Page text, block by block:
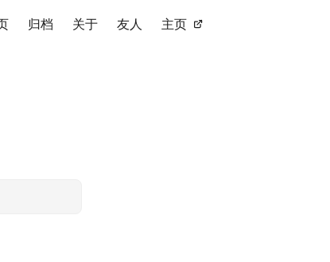
归档 关于 友人 主页